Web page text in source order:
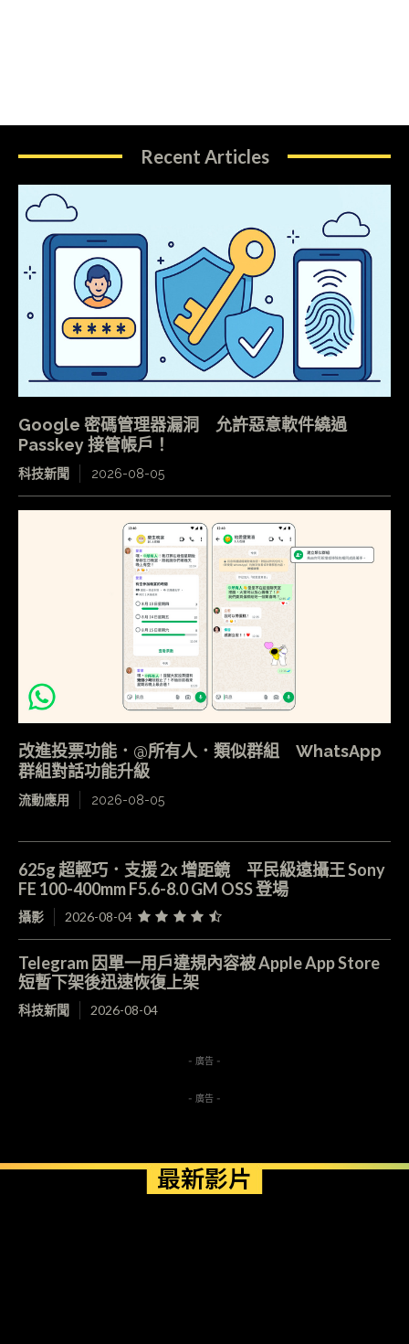
Recent Articles
Google 密碼管理器漏洞 允許惡意軟件繞過
Passkey 接管帳戶！
科技新聞 2026-08-05
改進投票功能．@所有人．類似群組 WhatsApp
群組對話功能升級
流動應用 2026-08-05
625g 超輕巧．支援 2x 增距鏡 平民級遠攝王 Sony
FE 100-400mm F5.6-8.0 GM OSS 登場
攝影 2026-08-04
Telegram 因單一用戶違規內容被 Apple App Store
短暫下架後迅速恢復上架
科技新聞 2026-08-04
- 廣告 -
- 廣告 -
最新影片